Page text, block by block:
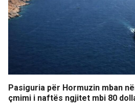
Pasiguria për Hormuzin mban
çmimi i naftës ngjitet mbi 80